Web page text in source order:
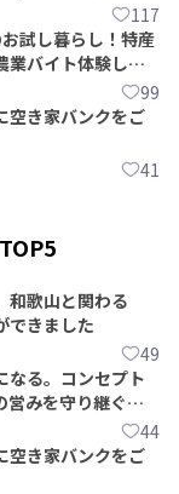
117
試し暮らし！特産
業バイト体験して
99
空き家バンクをご
41
和歌山と関わる
できました
49
なる。コンセプト
営みを守り継ぐ仲
44
空き家バンクをご